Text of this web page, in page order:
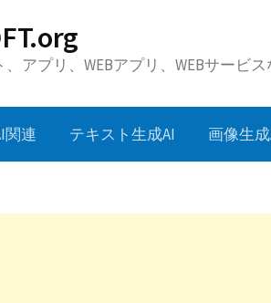
アプリ、WEBアプリ、WEBサービ
関連 テキスト生成AI 画像生